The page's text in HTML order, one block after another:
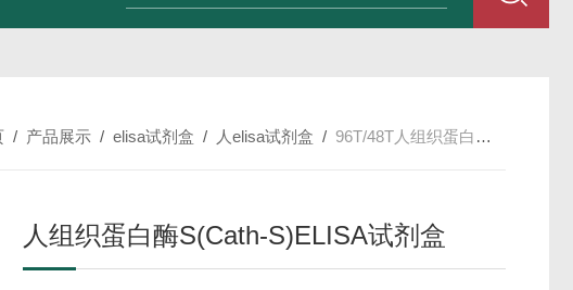
/ 产品展示 /elisa试剂盒 / 人elisa试剂盒 / 96T/48T人组织蛋白酶S(Cath-S)ELISA试剂盒
人组织蛋白酶S(Cath-S)ELISA试剂盒